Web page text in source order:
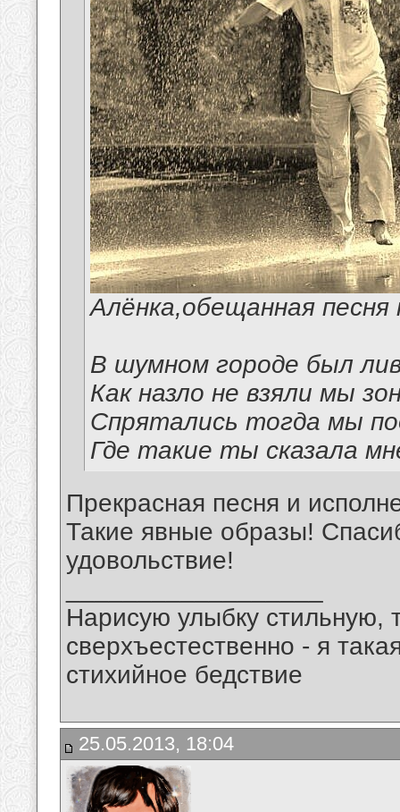
Алёнка,обещанная песня
В шумном городе был
Как назло не взяли мы
Спрятались тогда мы
Где такие ты сказала
Прекрасная песня и
Такие явные образы!
удовольствие!
Нарисую улыбку стильную,
сверхъестественно - я
стихийное бедствие
25.05.2013, 18:04